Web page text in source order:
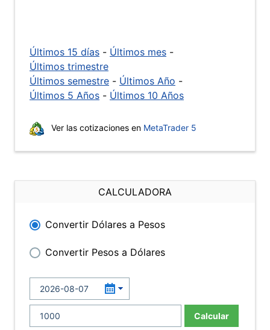
Últimos 15 días - Últimos mes -
Últimos trimestre
Últimos semestre - Últimos Año -
Últimos 5 Años - Últimos 10 Años
Ver las cotizaciones en MetaTrader 5
CALCULADORA
Convertir Dólares a Pesos
Convertir Pesos a Dólares
Calcular